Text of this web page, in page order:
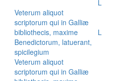
L
Veterum aliquot
scriptorum qui in Galliæ
bibliothecis, maxime
Benedictorum, latuerant,
spicilegium
L
Veterum aliquot
scriptorum qui in Galliæ